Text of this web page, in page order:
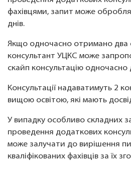
фахівцями, запит може
днів.
Якщо одночасно отримано два
консультант УЦКС може
скайп консультацію одночасно
Консультації надаватимуть 2
вищою освітою, які мають
У випадку особливо складних
проведення додаткових
може залучати до вирішення
кваліфікованих фахівців за їх